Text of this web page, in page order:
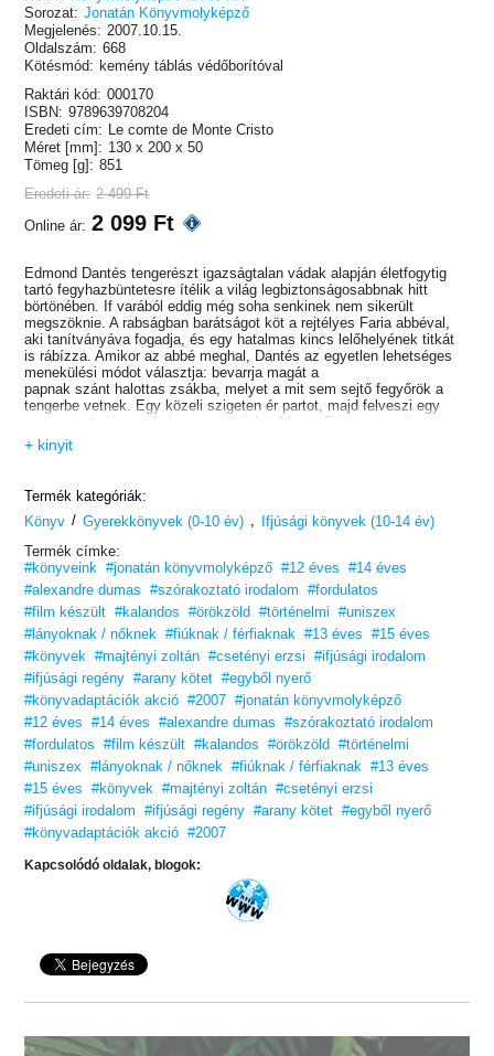
Sorozat: Jonatán Könyvmolyképző
Megjelenés: 2007.10.15.
Oldalszám: 668
Kötésmód: kemény táblás védőborítóval
Raktári kód: 000170
ISBN: 9789639708204
Eredeti cím: Le comte de Monte Cristo
Méret [mm]: 130 x 200 x 50
Tömeg [g]: 851
Eredeti ár: 2 499 Ft
Online ár: 2 099 Ft
Edmond Dantés tengerészt igazságtalan vádak alapján életfogytig
tartó fegyhazbüntetesre ítélik a világ legbiztonságosabbnak hitt
börtönében. If varából eddig még soha senkinek nem sikerült
megszöknie. A rabságban barátságot köt a rejtélyes Faria abbéval,
aki tanítványáva fogadja, és egy hatalmas kincs lelőhelyének titkát
is rábízza. Amikor az abbé meghal, Dantés az egyetlen lehetséges
menekülési módot választja: bevarrja magát a
papnak szánt halottas zsákba, melyet a mit sem sejtő fegyőrök a
tengerbe vetnek. Egy közeli szigeten ér partot, majd felveszi egy
csempészhajó, amely hamarosan kiköt Monte Cristo szigetén...
+ kinyit
Termék kategóriák:
Könyv / Gyerekkönyvek (0-10 év) ,
Ifjúsági könyvek (10-14 év)
Termék címke:
#könyveink #jonatán könyvmolyképző #12 éves
#14 éves
#alexandre dumas
#szórakoztató irodalom
#fordulatos
#film készült #kalandos #örökzöld #történelmi
#uniszex
#lányoknak / nőknek #fiúknak / férfiaknak #13 éves
#15 éves
#könyvek #majtényi zoltán #csetényi erzsi
#ifjúsági irodalom
#ifjúsági regény #arany kötet #egyből nyerő
#könyvadaptációk akció #2007 #jonatán könyvmolyképző
#12 éves
#14 éves #alexandre dumas
#szórakoztató irodalom
#fordulatos
#film készült #kalandos #örökzöld
#történelmi
#uniszex #lányoknak / nőknek #fiúknak / férfiaknak #13 éves
#15 éves
#könyvek #majtényi zoltán #csetényi erzsi
#ifjúsági irodalom
#ifjúsági regény #arany kötet #egyből nyerő
#könyvadaptációk akció #2007
Kapcsolódó oldalak, blogok: